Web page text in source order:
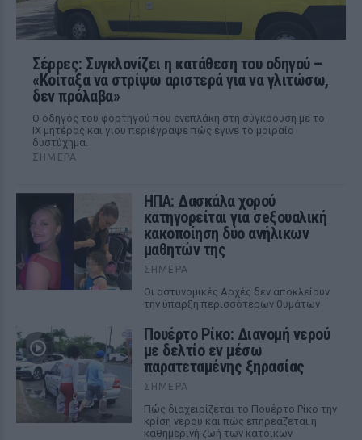
Σέρρες: Συγκλονίζει η κατάθεση του οδηγού –
«Κοίταξα να στρίψω αριστερά για να γλιτώσω,
δεν πρόλαβα»
Ο οδηγός του φορτηγού που ενεπλάκη στη σύγκρουση με το
ΙΧ μητέρας και γιου περιέγραψε πώς έγινε το μοιραίο
δυστύχημα.
ΣΉΜΕΡΑ
ΗΠΑ: Δασκάλα χορού
κατηγορείται για σeξουαλική
κακοποίηση δύο ανήλικων
μαθητών της
ΣΉΜΕΡΑ
Οι αστυνομικές Αρχές δεν αποκλείουν
την ύπαρξη περισσότερων θυμάτων
Πουέρτο Ρίκο: Διανομή νερού
με δελτίο εν μέσω
παρατεταμένης ξηρασίας
ΣΉΜΕΡΑ
Πώς διαχειρίζεται το Πουέρτο Ρίκο την
κρίση νερού και πώς επηρεάζεται η
καθημερινή ζωή των κατοίκων